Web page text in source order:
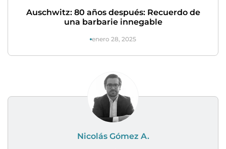
Auschwitz: 80 años después: Recuerdo de
una barbarie innegable
enero 28, 2025
Nicolás Gómez A.